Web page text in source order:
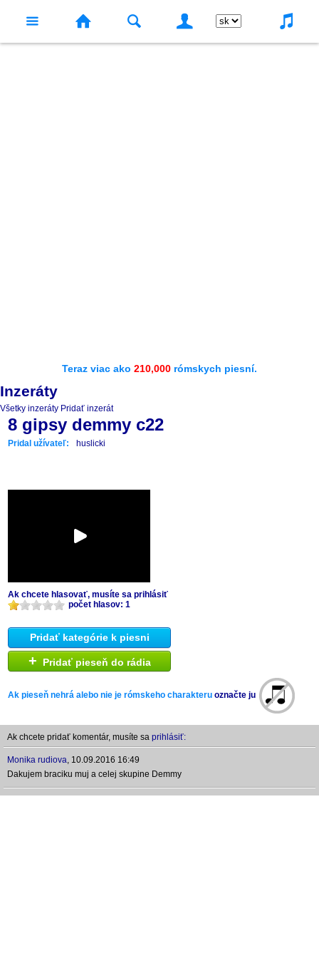
Teraz viac ako 210,000 rómskych piesní.
Inzeráty
Všetky inzeráty Pridať inzerát
8 gipsy demmy c22
Pridal užívateľ: huslicki
Ak chcete hlasovať, musíte sa prihlásiť
počet hlasov: 1
Pridať kategórie k piesni
+ Pridať pieseň do rádia
Ak pieseň nehrá alebo nie je rómskeho charakteru označte ju
Ak chcete pridať komentár, musíte sa prihlásiť:
Monika rudiova, 10.09.2016 16:49
Dakujem braciku muj a celej skupine Demmy